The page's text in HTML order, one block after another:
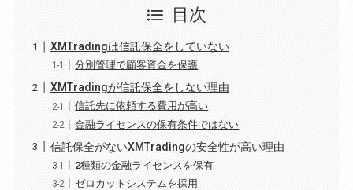
目次
XMTradingは信託保全をしていない
分別管理で顧客資金を保護
XMTradingが信託保全をしない理由
信託先に依頼する費用が高い
金融ライセンスの保有条件ではない
信託保全がないXMTradingの安全性が高い理由
2種類の金融ライセンスを保有
ゼロカットシステムを採用